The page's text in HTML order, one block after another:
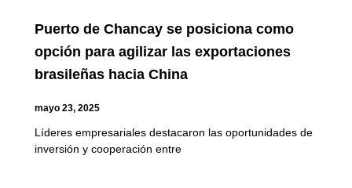
Puerto de Chancay se posiciona como
opción para agilizar las exportaciones
brasileñas hacia China
mayo 23, 2025
Líderes empresariales destacaron las oportunidades de
inversión y cooperación entre